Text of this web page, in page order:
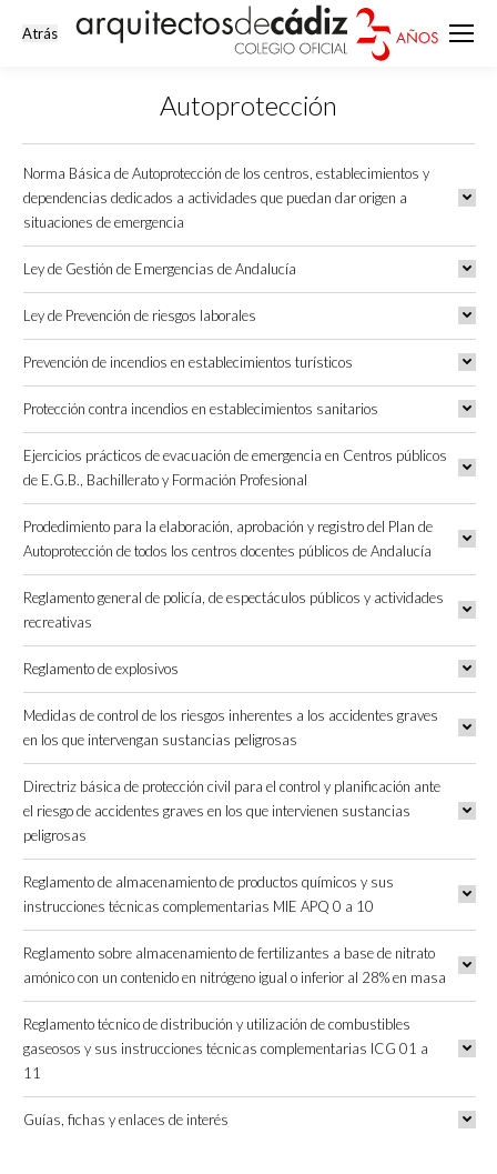
Autoprotección
Norma Básica de Autoprotección de los centros, establecimientos y
dependencias dedicados a actividades que puedan dar origen a
situaciones de emergencia
Ley de Gestión de Emergencias de Andalucía
Ley de Prevención de riesgos laborales
Prevención de incendios en establecimientos turísticos
Protección contra incendios en establecimientos sanitarios
Ejercicios prácticos de evacuación de emergencia en Centros públicos
de E.G.B., Bachillerato y Formación Profesional
Prodedimiento para la elaboración, aprobación y registro del Plan de
Autoprotección de todos los centros docentes públicos de Andalucía
Reglamento general de policía, de espectáculos públicos y actividades
recreativas
Reglamento de explosivos
Medidas de control de los riesgos inherentes a los accidentes graves
en los que intervengan sustancias peligrosas
Directriz básica de protección civil para el control y planificación ante
el riesgo de accidentes graves en los que intervienen sustancias
peligrosas
Reglamento de almacenamiento de productos químicos y sus
instrucciones técnicas complementarias MIE APQ 0 a 10
Reglamento sobre almacenamiento de fertilizantes a base de nitrato
amónico con un contenido en nitrógeno igual o inferior al 28% en masa
Reglamento técnico de distribución y utilización de combustibles
gaseosos y sus instrucciones técnicas complementarias ICG 01 a
11
Guías, fichas y enlaces de interés